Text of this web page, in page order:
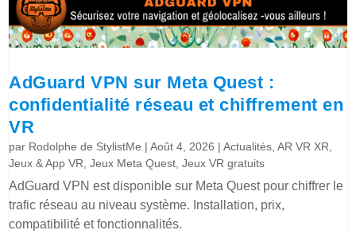
AdGuard VPN sur Meta Quest :
confidentialité réseau et chiffrement en
VR
par Rodolphe de StylistMe |Août 4, 2026 |Actualités ,AR VR XR
Jeux & App VR ,Jeux Meta Quest ,Jeux VR gratuits
AdGuard VPN est disponible sur Meta Quest pour chiffrer le
trafic réseau au niveau système. Installation, prix,
compatibilité et fonctionnalités.